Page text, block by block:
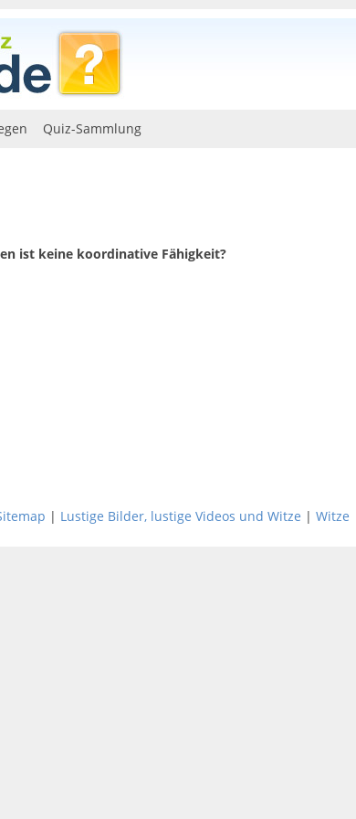
Quiz-Sammlung
ist keine koordinative Fähigkeit?
| Lustige Bilder, lustige Videos und Witze | Witze